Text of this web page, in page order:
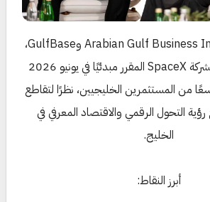
بحسب تقارير Arabian Gulf Business Insight وGulfBase،
فإن الاكتتاب العام لشركة SpaceX المقرر مبدئيًا في يونيو 2026
من المستثمرين الخليجيين، نظرًا لتقاطع
التحول الرقمي والاقتصاد المعرفي في
الخليج.
أبرز النقاط: